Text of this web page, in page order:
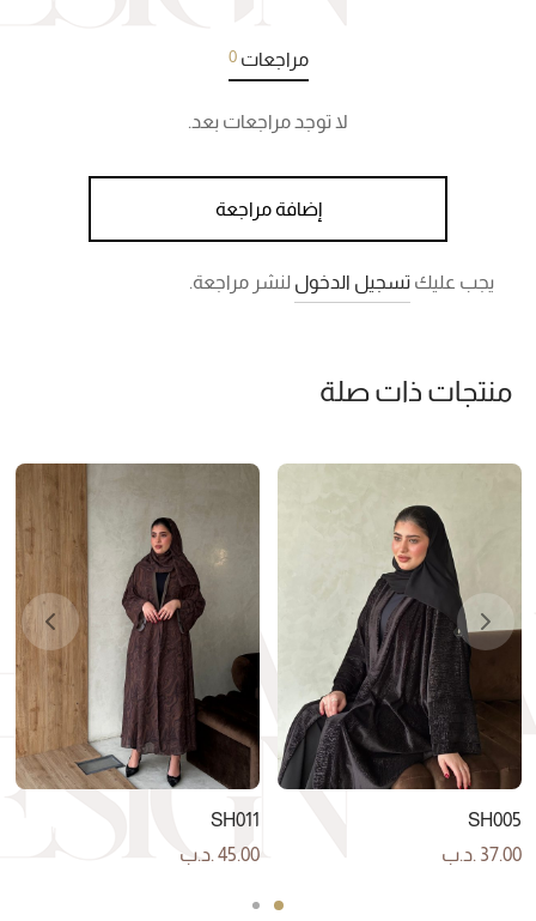
مراجعات0
لا توجد مراجعات بعد.
إضافة مراجعة
يجب عليك تسجيل الدخول لنشر مراجعة.
منتجات ذات صلة
SH005
37.00 .د.ب
SH011
45.00 .د.ب